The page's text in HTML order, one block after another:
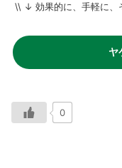
\\ ↓ 効果的に、手軽に、
ヤ
0